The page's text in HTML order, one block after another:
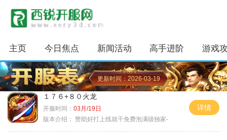
主页 今日焦点 新闻活动 高手进阶 游戏
更新时间：2026-03-19
１７６+８０火龙
开服时间： 03月/19日
版本介绍： 赞助好打上线就干免费泡满级独家-
详情